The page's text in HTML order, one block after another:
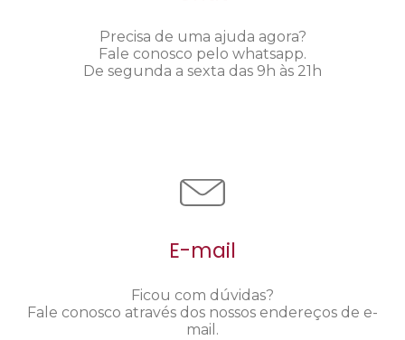
Precisa de uma ajuda agora?
Fale conosco pelo whatsapp.
De segunda a sexta das 9h às 21h
E-mail
Ficou com dúvidas?
Fale conosco através dos nossos endereços de e-
mail.